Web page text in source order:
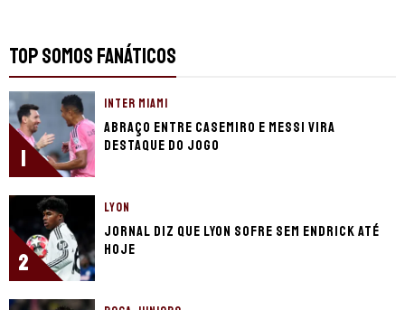
TOP SOMOS FANÁTICOS
1
INTER MIAMI
Abraço entre Casemiro e Messi vira
destaque do jogo
2
LYON
Jornal diz que Lyon sofre sem Endrick até
hoje